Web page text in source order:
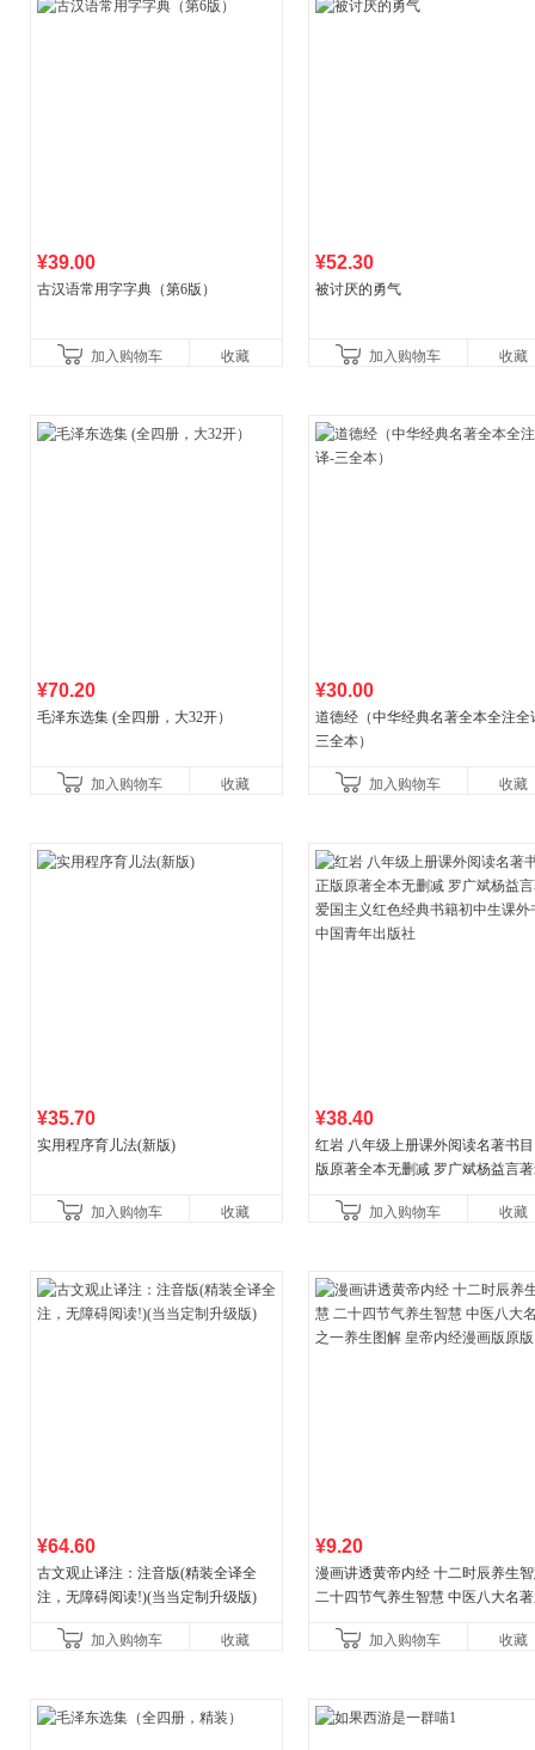
¥39.00
古汉语常用字字典（第6版）
加入购物车 收藏
¥52.30
被讨厌的勇气
加入购物车 收藏
¥70.20
毛泽东选集 (全四册，大32开）
加入购物车 收藏
¥30.00
道德经（中华经典名著全本全注全
三全本）
加入购物车 收藏
¥35.70
实用程序育儿法(新版)
加入购物车 收藏
¥38.40
红岩 八年级上册课外阅读名著书
版原著全本无删减 罗广斌杨益言
国青年出版社加入购物车 收藏
¥64.60
古文观止译注：注音版(精装全译全
注，无障碍阅读!)(当当定制升级版)
加入购物车 收藏
¥9.20
漫画讲透黄帝内经 十二时辰养生
二十四节气养生智慧 中医八大名
加入购物车
收藏